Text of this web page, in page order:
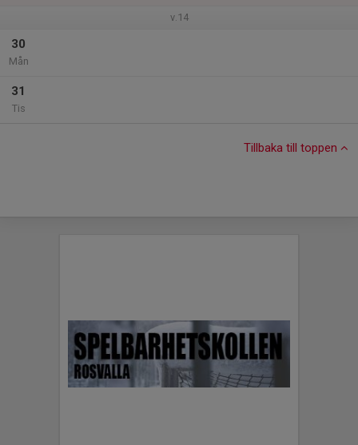
v.14
30
Mån
31
Tis
Tillbaka till toppen